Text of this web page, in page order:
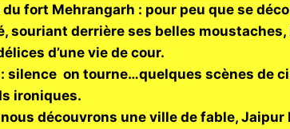
du fort Mehrangarh : pour peu que se
souriant derrière ses belles
d’une vie de cour.
silence on tourne…quelques scènes de
ironiques.
découvrons une ville de fable,